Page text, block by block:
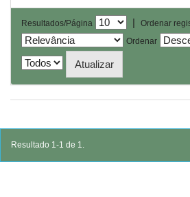
Resultados/Página |
Ordenar
Ordenar
Resultado 1-1 de 1.